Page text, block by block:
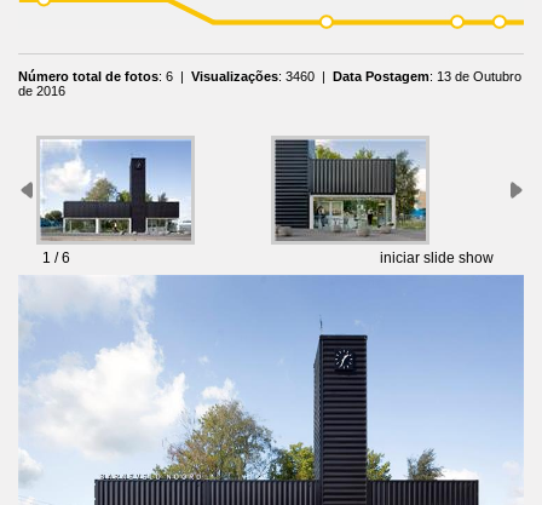
Número total de fotos: 6 | Visualizações: 3460 | Data Postagem: 13 de Outubro
de 2016
1 / 6 iniciar slide show